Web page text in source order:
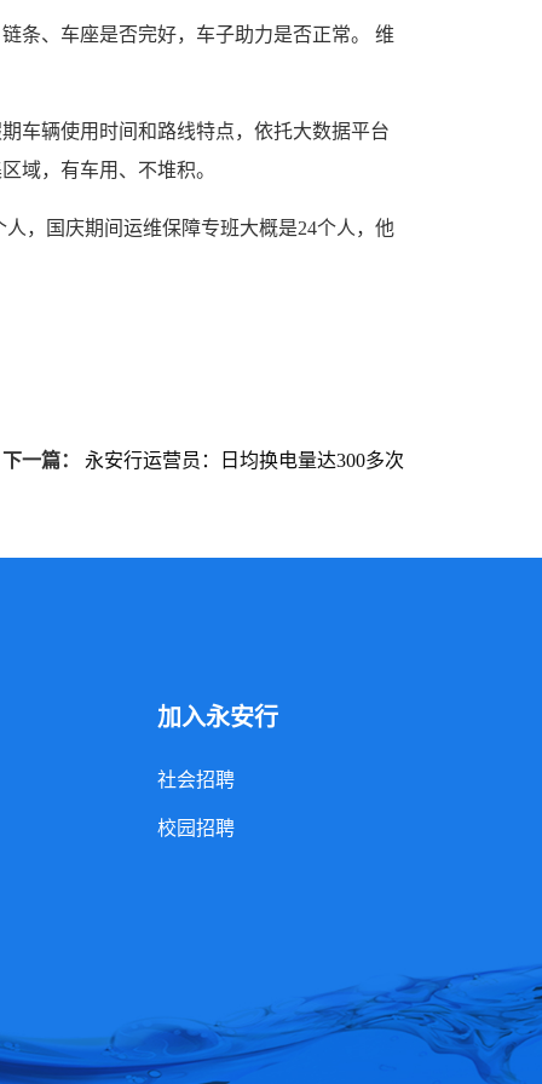
条、车座是否完好，车子助力是否正常。 维
车辆使用时间和路线特点，依托大数据平台
域，有车用、不堆积。
，国庆期间运维保障专班大概是24个人，他
下一篇： 永安行运营员：日均换电量达300多次
加入永安行
社会招聘
校园招聘